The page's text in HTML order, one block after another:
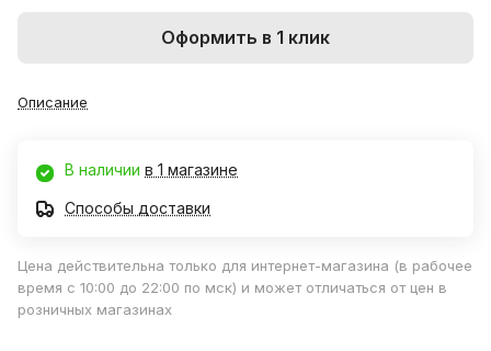
Оформить в 1 клик
Описание
В наличии в 1 магазине
Способы доставки
Цена действительна только для интернет-магазина (в рабочее
время с 10:00 до 22:00 по мск) и может отличаться от цен в
розничных магазинах